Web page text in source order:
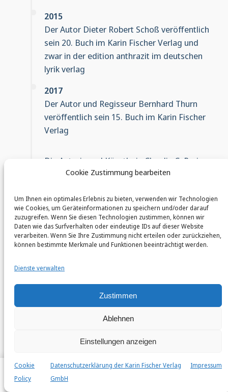
Cookie Zustimmung bearbeiten
Um Ihnen ein optimales Erlebnis zu bieten, verwenden wir Technologien
wie Cookies, um Geräteinformationen zu speichern und/oder darauf
zuzugreifen. Wenn Sie diesen Technologien zustimmen, können wir
Daten wie das Surfverhalten oder eindeutige IDs auf dieser Website
verarbeiten. Wenn Sie Ihre Zustimmung nicht erteilen oder zurückziehen,
können bestimmte Merkmale und Funktionen beeinträchtigt werden.
Dienste verwalten
Zustimmen
Ablehnen
Einstellungen anzeigen
Cookie
Policy
Datenschutzerklärung der Karin Fischer Verlag
GmbH
Impressum
2015
Der Autor Dieter Robert Schoß veröffentlich
sein 20. Buch im Karin Fischer Verlag und
zwar in der edition anthrazit im deutschen
lyrik verlag
2017
Der Autor und Regisseur Bernhard Thurn
veröffentlich sein 15. Buch im Karin Fischer
Verlag
Die Autorin und Künstlerin Claudia C. Parise
veröffentlich ihr 50. Buch im Karin Fischer
2018
Übernahme der Geschäftsleitung des Karin
Fischer Verlags am 28.12.2018 durch Dr.
Manfred S. Fischer
edition anthrazit
anthrazit im deutschen lyrik verlag
Der erste Gedichtband »Maskenlos« der als
Katja Birmingham (vormals Eichhorn)
erscheint im deutschen lyrik verlag
Home Autor*innen